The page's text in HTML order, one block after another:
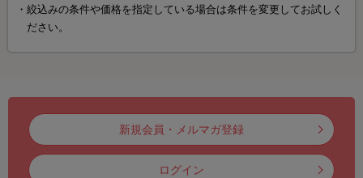
絞込みの条件や価格を指定している場合は条件を変更してお試しく
ださい。
新規会員・メルマガ登録
ログイン